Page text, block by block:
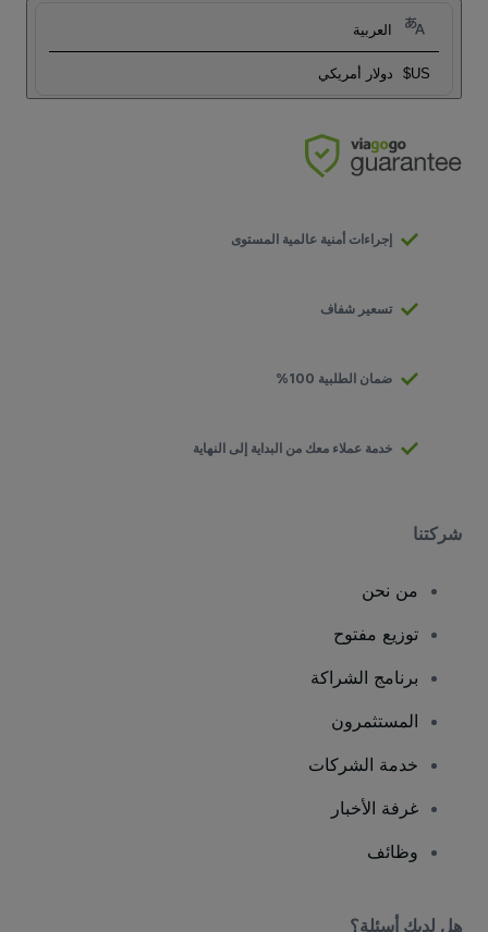
العربية
US$ دولار أمريكي
إجراءات أمنية عالمية المستوى
تسعير شفاف
ضمان الطلبية 100%
خدمة عملاء معك من البداية إلى النهاية
شركتنا
من نحن
توزيع مفتوح
برنامج الشراكة
المستثمرون
خدمة الشركات
غرفة الأخبار
وظائف
هل لديك أسئلة؟